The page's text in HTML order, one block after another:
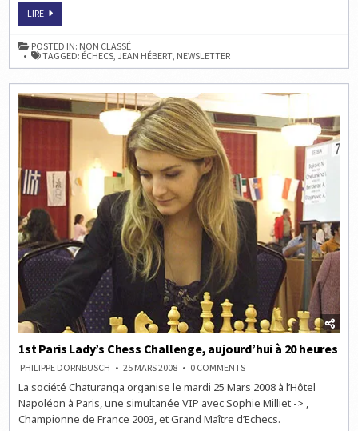
LIREHÉBERT
ÉCHECS,
OPUS
3
!
POSTED IN: NON CLASSÉ
TAGGED: ÉCHECS, JEAN HÉBERT, NEWSLETTER
1st Paris Lady’s Chess Challenge, aujourd’hui à 20 heures
PHILIPPE DORNBUSCH 25 MARS 2008 0 COMMENTSON
PARIS
CHESS
CHALLENGE,
AUJOURD’HUI
La société Chaturanga organise le mardi 25 Mars 2008 à l’Hôtel
Napoléon à Paris, une simultanée VIP avec Sophie Milliet -> ,
Championne de France 2003, et Grand Maître d’Echecs.